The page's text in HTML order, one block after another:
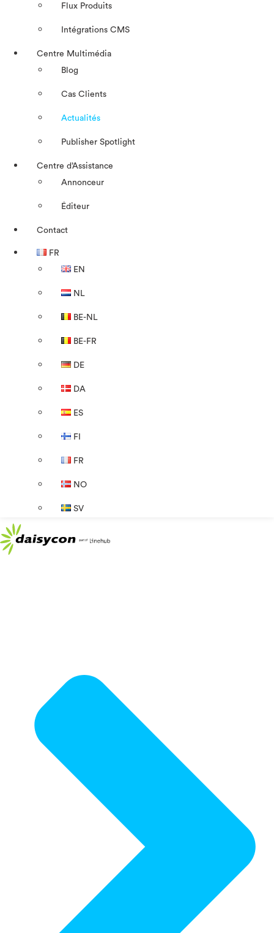
Flux Produits
Intégrations CMS
Centre Multimédia
Blog
Cas Clients
Actualités
Publisher Spotlight
Centre d’Assistance
Annonceur
Éditeur
Contact
FR
EN
NL
BE-NL
BE-FR
DE
DA
ES
FI
FR
NO
SV